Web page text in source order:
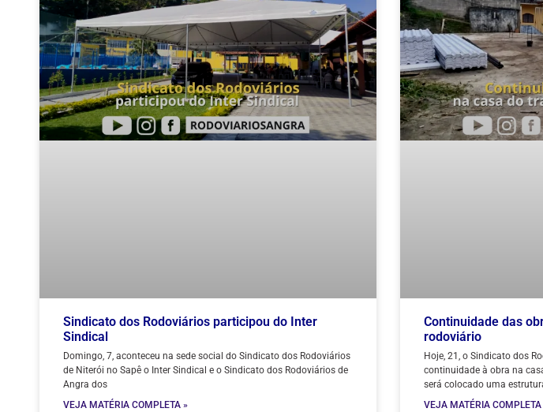
Sindicato dos Rodoviários participou do Inter
Sindical
Domingo, 7, aconteceu na sede social do Sindicato dos Rodoviários
de Niterói no Sapê o Inter Sindical e o Sindicato dos Rodoviários de
Angra dos
VEJA MATÉRIA COMPLETA »
Continuidade das
rodoviário
Hoje, 21, o Sindicato dos
continuidade à obra na
será colocado uma
VEJA MATÉRIA COMPLETA